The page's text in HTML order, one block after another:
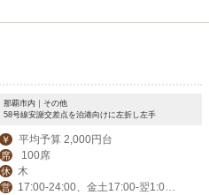
那覇市内｜その他
58号線安謝交差点を泊港向けに左折し左手
￥ 平均予算 2,000円台
席 100席
休 木
営
17:00-24:00、金土17:00-翌1:0